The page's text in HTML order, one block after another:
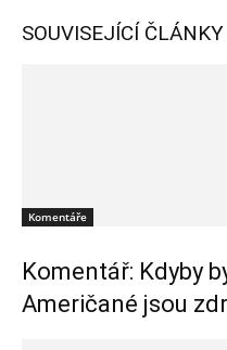
SOUVISEJÍCÍ ČLÁNKY
Komentáře
Komentář: Kdyby
Američané jsou